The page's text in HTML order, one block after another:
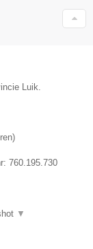
Luik.
)
760.195.730
▼